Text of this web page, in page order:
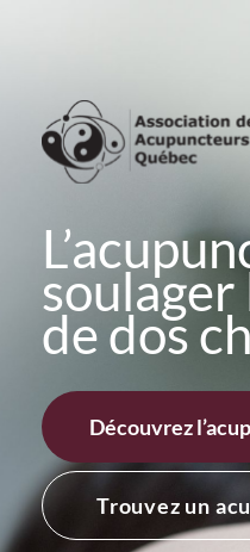
soulager
de dos
Découvrez
Trouvez un